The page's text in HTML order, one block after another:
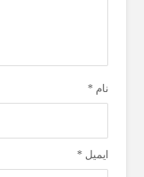
نام *
ایمیل *